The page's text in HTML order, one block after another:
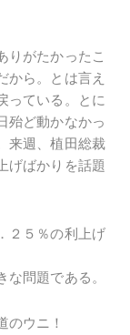
りがたかったこ
から。とは言え
っている。とに
殆ど動かなかっ
来週、植田総裁
げばかりを話題
２５％の利上げ
問題である。
のウニ！